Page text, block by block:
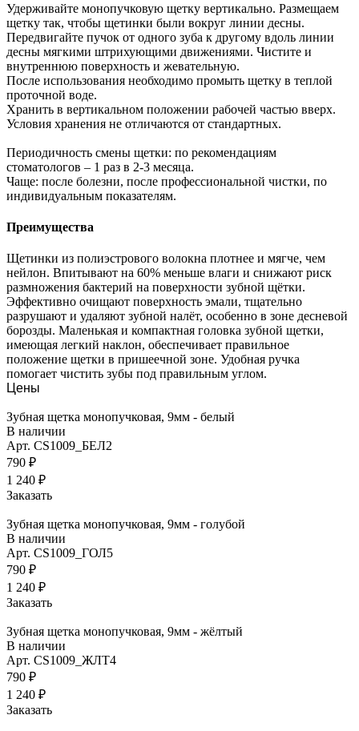
Удерживайте монопучковую щетку вертикально. Размещаем
щетку так, чтобы щетинки были вокруг линии десны.
Передвигайте пучок от одного зуба к другому вдоль линии
десны мягкими штрихующими движениями. Чистите и
внутреннюю поверхность и жевательную.
После использования необходимо промыть щетку в теплой
проточной воде.
Хранить в вертикальном положении рабочей частью вверх.
Условия хранения не отличаются от стандартных.
Периодичность смены щетки: по рекомендациям
стоматологов – 1 раз в 2-3 месяца.
Чаще: после болезни, после профессиональной чистки, по
индивидуальным показателям.
Преимущества
Щетинки из полиэстрового волокна плотнее и мягче, чем
нейлон. Впитывают на 60% меньше влаги и снижают риск
размножения бактерий на поверхности зубной щётки.
Эффективно очищают поверхность эмали, тщательно
разрушают и удаляют зубной налёт, особенно в зоне десневой
борозды. Маленькая и компактная головка зубной щетки,
имеющая легкий наклон, обеспечивает правильное
положение щетки в пришеечной зоне. Удобная ручка
помогает чистить зубы под правильным углом.
Цены
Зубная щетка монопучковая, 9мм - белый
В наличии
Арт. CS1009_БЕЛ2
790 ₽
1 240 ₽
Заказать
Зубная щетка монопучковая, 9мм - голубой
В наличии
Арт. CS1009_ГОЛ5
790 ₽
1 240 ₽
Заказать
Зубная щетка монопучковая, 9мм - жёлтый
В наличии
Арт. CS1009_ЖЛТ4
790 ₽
1 240 ₽
Заказать